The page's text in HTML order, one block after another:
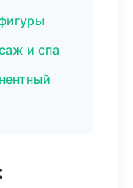
и спа